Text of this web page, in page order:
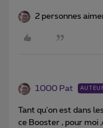
2 personnes
1000 Pat
Tant qu'on est dans
ce Booster , pour moi